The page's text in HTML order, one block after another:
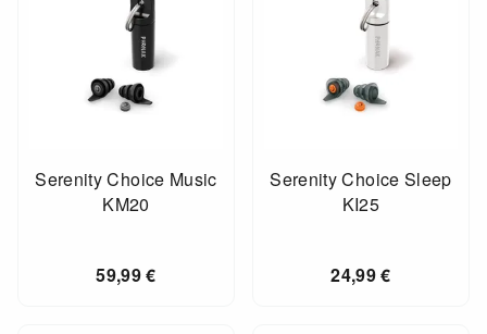
Serenity Choice Music
KM20
59,99€
Serenity Choice Sleep
KI25
24,99€